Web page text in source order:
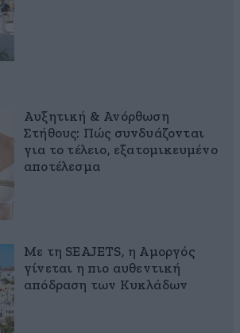
Αυξητική & Ανόρθωση
Στήθους: Πώς συνδυάζονται
για το τέλειο, εξατομικευμένο
αποτέλεσμα
Με τη SEAJETS, η Αμοργός
γίνεται η πιο αυθεντική
απόδραση των Κυκλάδων